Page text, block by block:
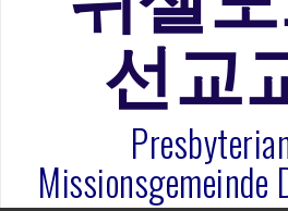
20260322 주안에 가만히 머
훈목
선교
Missionsgemeinde